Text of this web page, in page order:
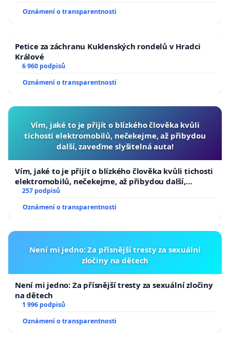
Oznámení o transparentnosti
Petice za záchranu Kuklenských rondelů v Hradci
Králové
6 960 podpisů
Oznámení o transparentnosti
Vím, jaké to je přijít o blízkého člověka kvůli
tichosti elektromobilů, nečekejme, až přibydou
další, zaveďme slyšitelná auta!
Vím, jaké to je přijít o blízkého člověka kvůli tichosti
elektromobilů, nečekejme, až přibydou další,
zaveďme slyšitelná auta!
257 podpisů
Oznámení o transparentnosti
Není mi jedno: Za přísnější tresty za sexuální
zločiny na dětech
Není mi jedno: Za přísnější tresty za sexuální zločiny
na dětech
1 996 podpisů
Oznámení o transparentnosti